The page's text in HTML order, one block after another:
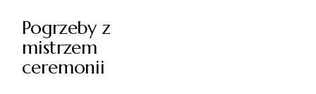
Pogrzeby z
mistrzem
ceremonii